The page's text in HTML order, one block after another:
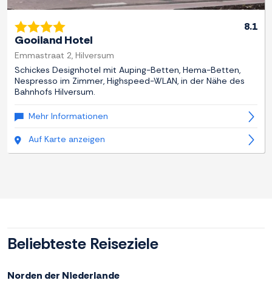
8.1
Gooiland Hotel
Emmastraat 2, Hilversum
Schickes Designhotel mit Auping-Betten, Hema-Betten,
Nespresso im Zimmer, Highspeed-WLAN, in der Nähe des
Bahnhofs Hilversum.
Mehr Informationen
Auf Karte anzeigen
Beliebteste Reiseziele
Norden der Niederlande